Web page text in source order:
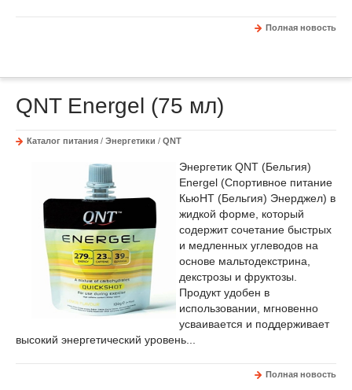
Полная новость
QNT Energel (75 мл)
Каталог питания / Энергетики / QNT
Энергетик QNT (Бельгия)
Energel (Спортивное питание
КьюНТ (Бельгия) Энерджел) в
жидкой форме, который
содержит сочетание быстрых
и медленных углеводов на
основе мальтодекстрина,
декстрозы и фруктозы.
Продукт удобен в
использовании, мгновенно
усваивается и поддерживает
высокий энергетический уровень...
Полная новость